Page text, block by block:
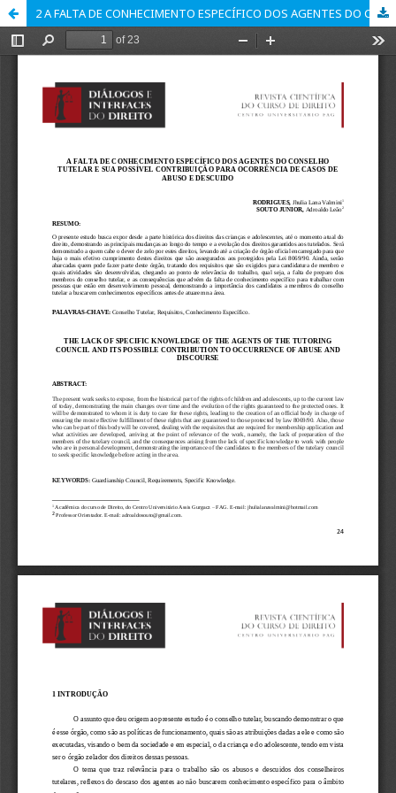
2 A FALTA DE CONHECIMENTO ESPECÍFICO DOS AGENTES DO CONSELHO TUTELAR E SUA POSSÍVEL CONTRIBUIÇÃO PARA OCORRÊNCIA DE CASOS DE ABUSO E DESCUIDO